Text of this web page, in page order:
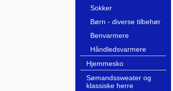
Sokker
Børn - diverse tilbehør
Benvarmere
Håndledsvarmere
Hjemmesko
Sømandssweater og
klassiske herre